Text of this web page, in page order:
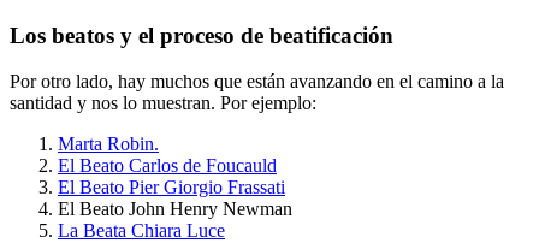
Los beatos y el proceso de beatificación
Por otro lado, hay muchos que están avanzando en el camino a la
santidad y nos lo muestran. Por ejemplo:
Marta Robin.
El Beato Carlos de Foucauld
El Beato Pier Giorgio Frassati
El Beato John Henry Newman
La Beata Chiara Luce